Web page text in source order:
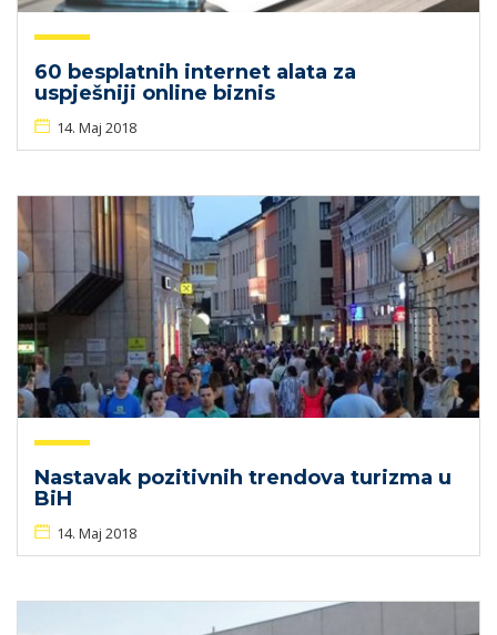
60 besplatnih internet alata za
uspješniji online biznis
14. Maj 2018
Nastavak pozitivnih trendova turizma u
BiH
14. Maj 2018